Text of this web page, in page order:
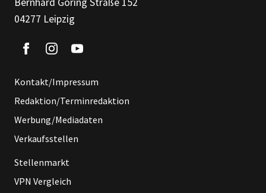
04277 Leipzig
Kontakt/Impressum
Redaktion/Terminredaktion
Werbung/Mediadaten
Verkaufsstellen
Stellenmarkt
VPN Vergleich